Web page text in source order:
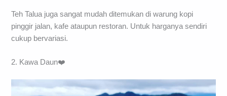
Teh Talua juga sangat mudah ditemukan di warung kopi
pinggir jalan, kafe ataupun restoran. Untuk harganya sendiri
cukup bervariasi.
2. Kawa Daun❤️